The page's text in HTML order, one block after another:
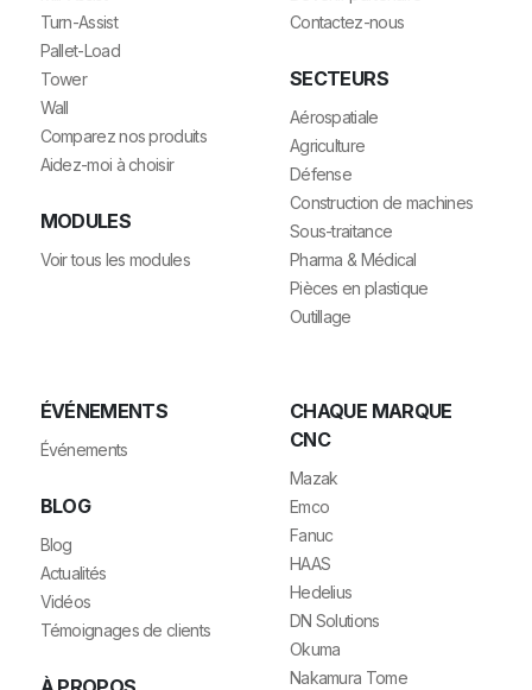
Turn-Assist
Pallet-Load
Tower
Wall
Comparez nos produits
Aidez-moi à choisir
MODULES
Voir tous les modules
Contactez-nous
SECTEURS
Aérospatiale
Agriculture
Défense
Construction de machines
Sous-traitance
Pharma & Médical
Pièces en plastique
Outillage
ÉVÉNEMENTS
Événements
BLOG
Blog
Actualités
Vidéos
Témoignages de clients
CHAQUE MARQUE
CNC
Mazak
Emco
Fanuc
HAAS
Hedelius
DN Solutions
Okuma
Nakamura Tome